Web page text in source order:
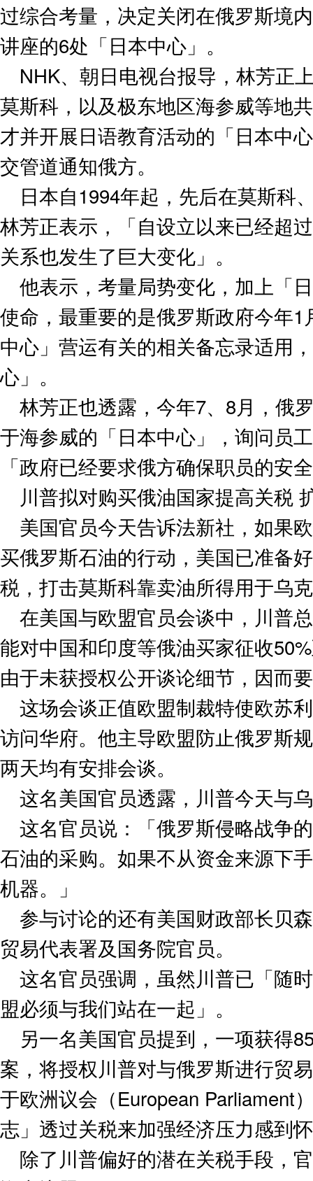
过综合考量，决定关闭在俄罗斯境
讲座的6处「日本中心」。
NHK、朝日电视台报导，林芳正
莫斯科，以及极东地区海参威等地
才并开展日语教育活动的「日本中
交管道通知俄方。
日本自1994年起，先后在莫斯科
林芳正表示，「自设立以来已经超
关系也发生了巨大变化」。
他表示，考量局势变化，加上「
使命，最重要的是俄罗斯政府今年
中心」营运有关的相关备忘录适用
心」。
林芳正也透露，今年7、8月，俄
于海参威的「日本中心」，询问员
「政府已经要求俄方确保职员的安
川普拟对购买俄油国家提高关税
美国官员今天告诉法新社，如果
买俄罗斯石油的行动，美国已准备
税，打击莫斯科靠卖油所得用于乌
在美国与欧盟官员会谈中，川普
能对中国和印度等俄油买家征收
由于未获授权公开谈论细节，因而
这场会谈正值欧盟制裁特使欧苏
访问华府。他主导欧盟防止俄罗斯
两天均有安排会谈。
这名美国官员透露，川普今天与
这名官员说：「俄罗斯侵略战争
石油的采购。如果不从资金来源下
机器。」
参与讨论的还有美国财政部长贝
贸易代表署及国务院官员。
这名官员强调，虽然川普已「随
盟必须与我们站在一起」。
另一名美国官员提到，一项获得
案，将授权川普对与俄罗斯进行贸
于欧洲议会（European Parliament
志」透过关税来加强经济压力感到
除了川普偏好的潜在关税手段，